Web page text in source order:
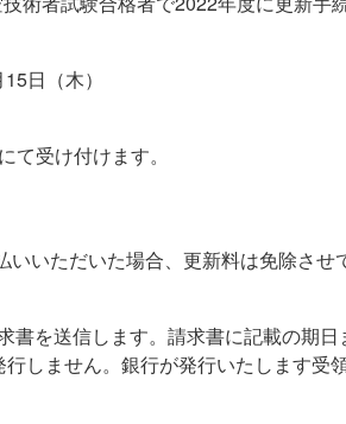
日（木）
受け付けます。
いただいた場合、更新料は免除させ
を送信します。請求書に記載の期日
しません。銀行が発行いたします受